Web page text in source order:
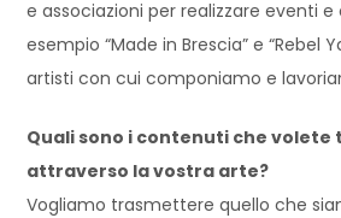
e associazioni per realizzare eventi
esempio “Made in Brescia” e “Rebel
artisti con cui componiamo e
Quali sono i contenuti che
attraverso la vostra arte?
Vogliamo trasmettere quello che